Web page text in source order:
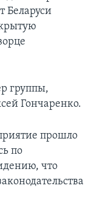
Беларуси
группы,
Гончаренко.
прошло
по
что